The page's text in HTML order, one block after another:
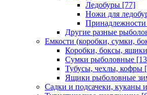
Ледобуры [77]
Ножи для
Принадлежности
Другие разные
Емкости (коробки, сумки,
Коробки, боксы, ящики
Сумки рыболовные
Тубусы, чехлы, кофры
Ящики рыболовные
Садки и подсачеки, куканы